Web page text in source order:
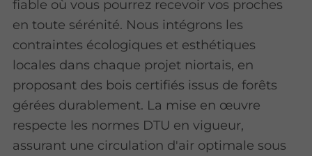
fiable où vous pourrez recevoir vos proches
en toute sérénité. Nous intégrons les
contraintes écologiques et esthétiques
locales dans chaque projet niortais, en
proposant des bois certifiés issus de forêts
gérées durablement. La mise en œuvre
respecte les normes DTU en vigueur,
assurant une circulation d'air optimale sous